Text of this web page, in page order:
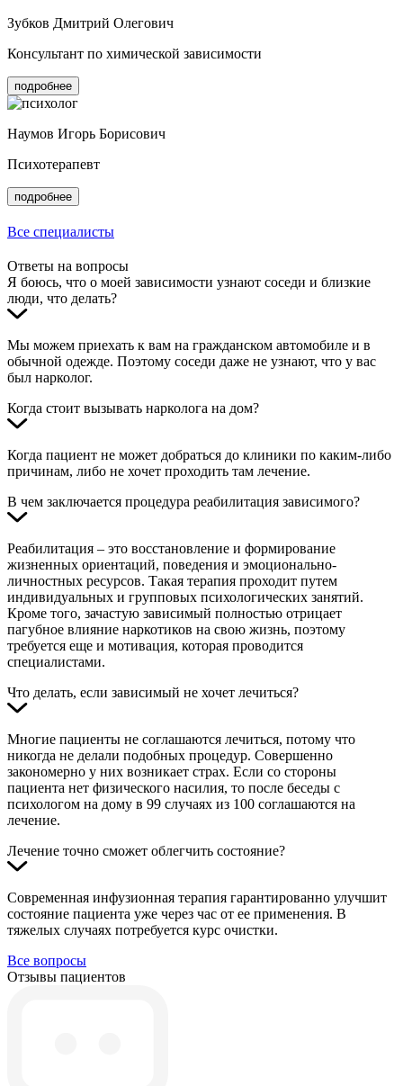
Зубков Дмитрий Олегович
Консультант по химической зависимости
подробнее
Наумов Игорь Борисович
Психотерапевт
подробнее
Все специалисты
Ответы на вопросы
Я боюсь, что о моей зависимости узнают соседи и близкие
люди, что делать?
Мы можем приехать к вам на гражданском автомобиле и в
обычной одежде. Поэтому соседи даже не узнают, что у вас
был нарколог.
Когда стоит вызывать нарколога на дом?
Когда пациент не может добраться до клиники по каким-либо
причинам, либо не хочет проходить там лечение.
В чем заключается процедура реабилитация зависимого?
Реабилитация – это восстановление и формирование
жизненных ориентаций, поведения и эмоционально-
личностных ресурсов. Такая терапия проходит путем
индивидуальных и групповых психологических занятий.
Кроме того, зачастую зависимый полностью отрицает
пагубное влияние наркотиков на свою жизнь, поэтому
требуется еще и мотивация, которая проводится
специалистами.
Что делать, если зависимый не хочет лечиться?
Многие пациенты не соглашаются лечиться, потому что
никогда не делали подобных процедур. Совершенно
закономерно у них возникает страх. Если со стороны
пациента нет физического насилия, то после беседы с
психологом на дому в 99 случаях из 100 соглашаются на
лечение.
Лечение точно сможет облегчить состояние?
Современная инфузионная терапия гарантированно улучшит
состояние пациента уже через час от ее применения. В
тяжелых случаях потребуется курс очистки.
Все вопросы
Отзывы пациентов